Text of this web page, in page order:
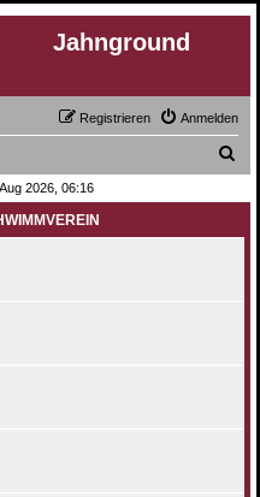
Jahnground
Anmelden
Registrieren
h
2026, 06:16